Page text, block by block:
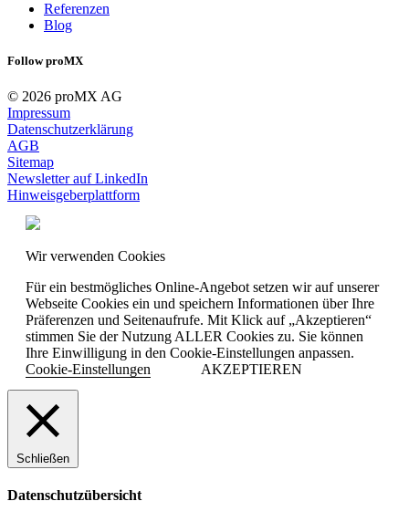
Referenzen
Blog
Follow proMX
© 2026 proMX AG
Impressum
Datenschutzerklärung
AGB
Sitemap
Newsletter auf LinkedIn
Hinweisgeberplattform
Wir verwenden Cookies
Für ein bestmögliches Online-Angebot setzen wir auf unserer
Webseite Cookies ein und speichern Informationen über Ihre
Präferenzen und Seitenaufrufe. Mit Klick auf „Akzeptieren“
stimmen Sie der Nutzung ALLER Cookies zu. Sie können
Ihre Einwilligung in den Cookie-Einstellungen anpassen.
Cookie-Einstellungen
AKZEPTIEREN
Schließen
Datenschutzübersicht